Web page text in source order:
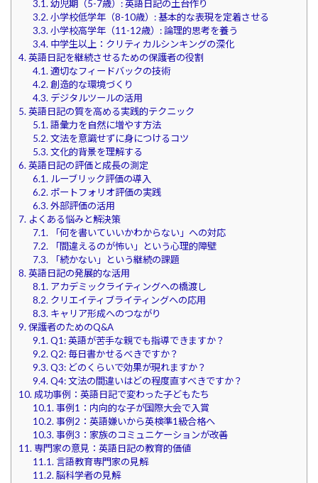
3.1. 幼児期（5-7歳）: 英語日記の土台作り
3.2. 小学校低学年（8-10歳）: 基本的な表現を定着させる
3.3. 小学校高学年（11-12歳）: 論理的思考を養う
3.4. 中学生以上：クリティカルシンキングの深化
4. 英語日記を継続させるための保護者の役割
4.1. 適切なフィードバックの技術
4.2. 創造的な環境づくり
4.3. デジタルツールの活用
5. 英語日記の質を高める実践的テクニック
5.1. 語彙力を自然に増やす方法
5.2. 文法を意識せずに身につけるコツ
5.3. 文化的背景を理解する
6. 英語日記の評価と成長の測定
6.1. ルーブリック評価の導入
6.2. ポートフォリオ評価の実践
6.3. 外部評価の活用
7. よくある悩みと解決策
7.1. 「何を書いていいかわからない」への対応
7.2. 「間違えるのが怖い」という心理的障壁
7.3. 「続かない」という継続の課題
8. 英語日記の発展的な活用
8.1. アカデミックライティングへの橋渡し
8.2. クリエイティブライティングへの応用
8.3. キャリア形成へのつながり
9. 保護者のためのQ&A
9.1. Q1: 英語が苦手な親でも指導できますか？
9.2. Q2: 毎日書かせるべきですか？
9.3. Q3: どのくらいで効果が現れますか？
9.4. Q4: 文法の間違いはどの程度直すべきですか？
10. 成功事例：英語日記で変わった子どもたち
10.1. 事例1：内向的な子が国際大会で入賞
10.2. 事例2：英語嫌いから英検準1級合格へ
10.3. 事例3：家族のコミュニケーションが改善
11. 専門家の意見：英語日記の教育的価値
11.1. 言語教育専門家の見解
11.2. 脳科学者の見解